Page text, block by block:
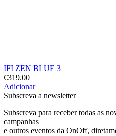
IFI ZEN BLUE 3
€319.00
Adicionar
Subscreva a newsletter
Subscreva para receber todas as
campanhas
e outros eventos da OnOff,